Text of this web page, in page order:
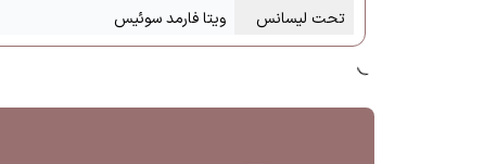
تحت لیسانس
ویتا فارمد سوئیس